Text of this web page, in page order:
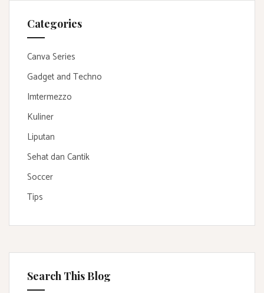
Categories
Canva Series
Gadget and Techno
Imtermezzo
Kuliner
Liputan
Sehat dan Cantik
Soccer
Tips
Search This Blog